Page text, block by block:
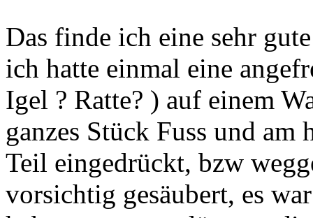
Das finde ich eine sehr
ich hatte einmal eine
Igel ? Ratte? ) auf einem
ganzes Stück Fuss und
Teil eingedrückt, bzw
vorsichtig gesäubert, es